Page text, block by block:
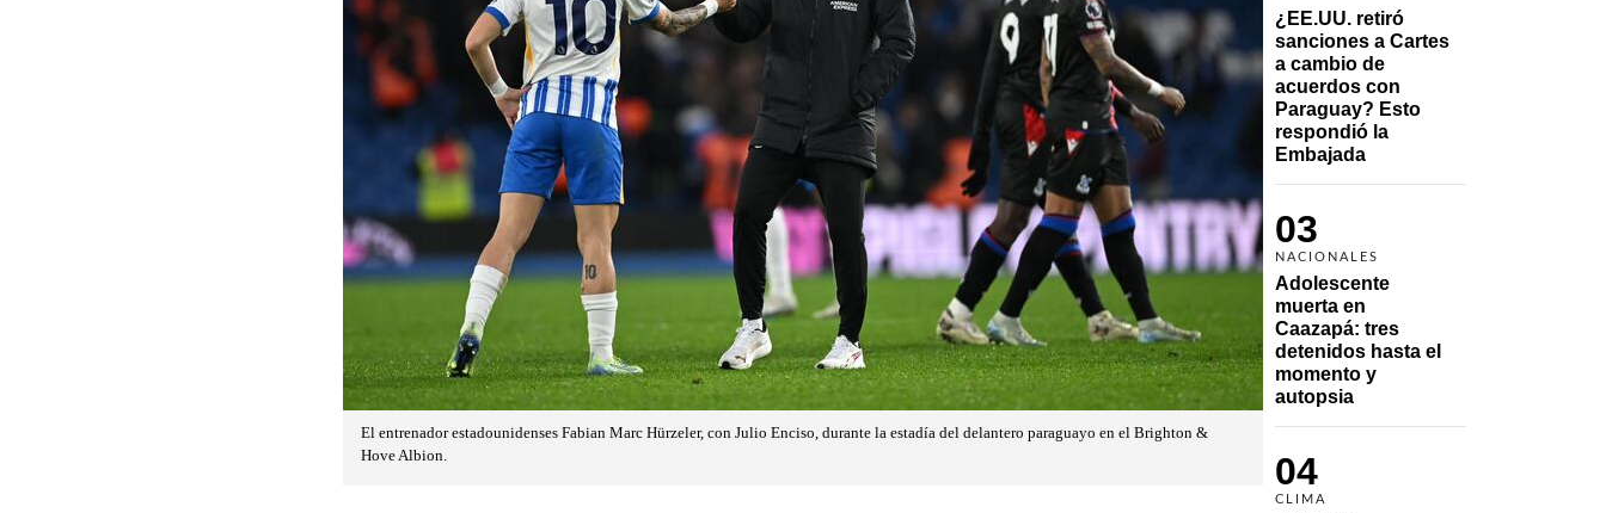
¿EE.UU. retiró
sanciones a Cartes
a cambio de
acuerdos con
Paraguay? Esto
respondió la
Embajada
03
NACIONALES
Adolescente
muerta en
Caazapá: tres
detenidos hasta el
momento y
autopsia
04
CLIMA
El entrenador estadounidenses Fabian Marc Hürzeler, con Julio Enciso, durante la estadía del delantero paraguayo en el Brighton &
Hove Albion.